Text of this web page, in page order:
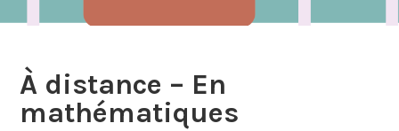
À distance – En
mathématiques